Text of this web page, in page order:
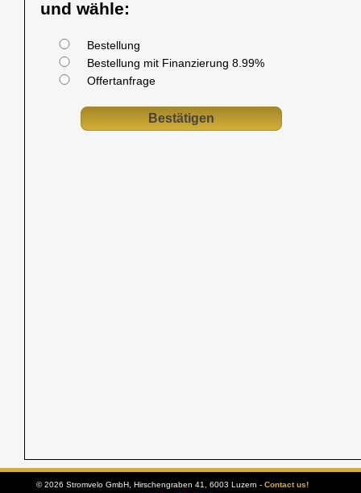
und wähle:
Bestellung
Bestellung mit Finanzierung 8.99%
Offertanfrage
© 2026 Stromvelo GmbH, Hirschengraben 41, 6003 Luzern - Contact us!